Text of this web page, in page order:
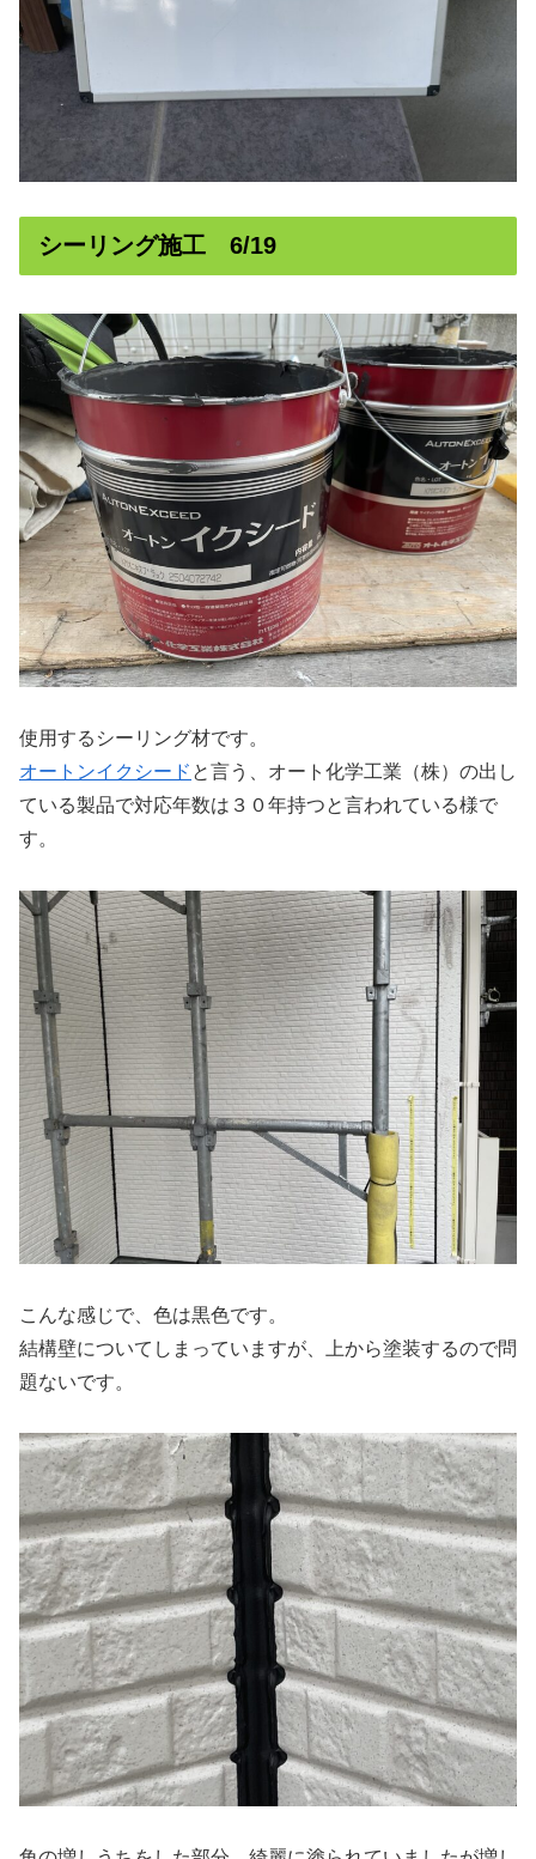
シーリング施工 6/19
使用するシーリング材です。
オートンイクシード と言う、オート化学工業（株）の出し
ている製品で対応年数は３０年持つと言われている様で
す。
こんな感じで、色は黒色です。
結構壁についてしまっていますが、上から塗装するので問
題ないです。